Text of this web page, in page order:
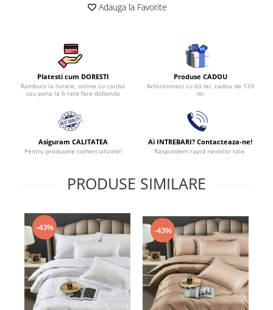
Adauga la Favorite
Platesti cum DORESTI
Ramburs la livrare, online cu cardul
sau pana la 6 rate fara dobanda
Produse CADOU
Achizitionezi cu 60 lei, cadou de 139
lei
Asiguram CALITATEA
Pentru produsele comercializate!
Ai INTREBARI? Contacteaza-ne!
Raspundem rapid nevoilor tale.
PRODUSE SIMILARE
-43% -43%